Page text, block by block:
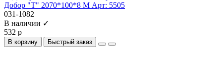
Добор "Т" 2070*100*8 М Арт: 5505
031-1082
В наличии ✓
532 р
В корзину Быстрый заказ